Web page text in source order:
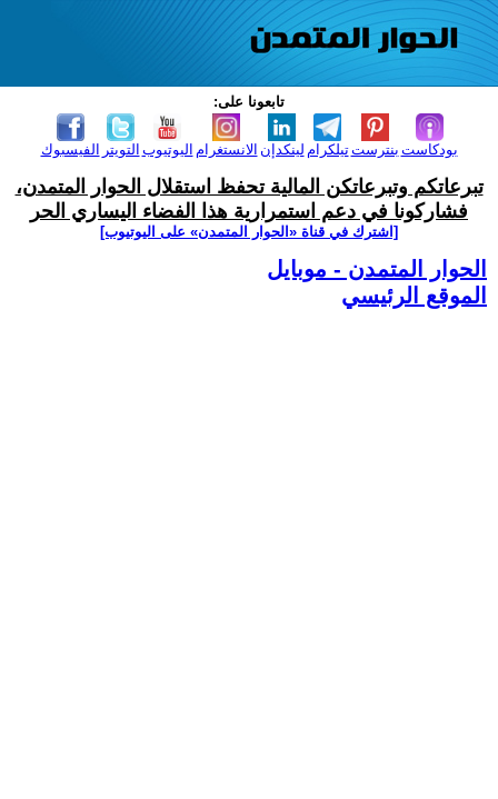
تابعونا على:
الفيسبوك التويتر اليوتيوب الانستغرام لينكدإن تيلكرامبنترست بودكاست
تبرعاتكم وتبرعاتكن المالية تحفظ استقلال الحوار المتمدن،
فشاركونا في دعم استمرارية هذا الفضاء اليساري الحر
[اشترك في قناة ‫«الحوار المتمدن» على اليوتيوب]
الحوار المتمدن - موبايل
الموقع الرئيسي